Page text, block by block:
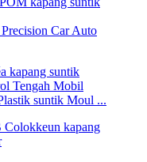
Car Auto
suntik Moul ...